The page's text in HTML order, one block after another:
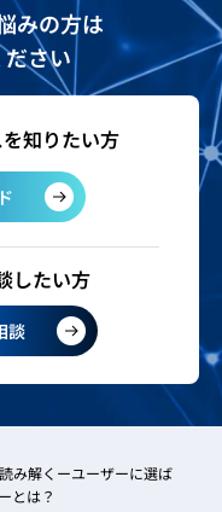
みの方は
さい
知りたい方
したい方
談
み解くーユーザーに選ば
とは？